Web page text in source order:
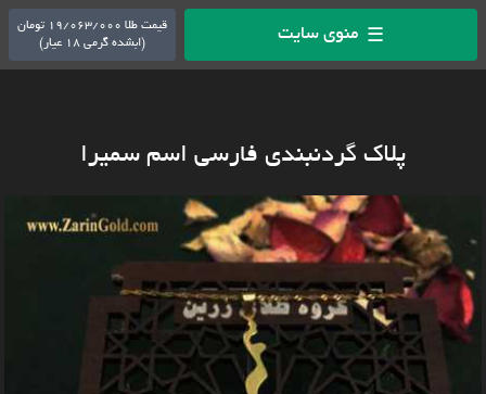
☰ منوی سایت
قیمت طلا 19/063/000 تومان
(ابشده گرمی 18 عیار)
پلاک گردنبندی فارسی اسم سمیرا